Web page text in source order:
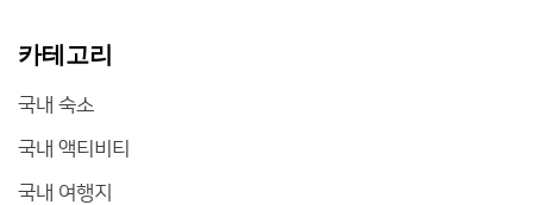
카테고리
국내 숙소
국내 액티비티
국내 여행지